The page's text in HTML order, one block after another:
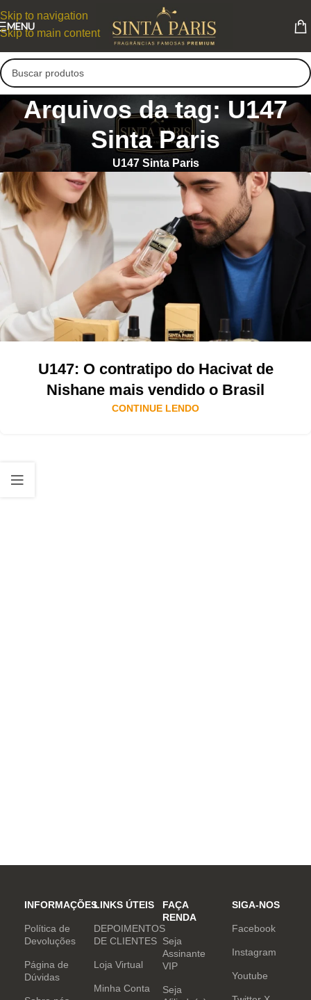
Skip to navigation
Skip to main content
MENU
Arquivos da tag: U147
Sinta Paris
U147 Sinta Paris
U147: O contratipo do Hacivat de
Nishane mais vendido o Brasil
CONTINUE LENDO
INFORMAÇÕES
Política de
Devoluções
Página de
Dúvidas
LINKS ÚTEIS
DEPOIMENTOS
DE CLIENTES
Loja Virtual
Minha Conta
FAÇA
RENDA
Seja
Assinante
VIP
Seja
SIGA-NOS
Facebook
Instagram
Youtube